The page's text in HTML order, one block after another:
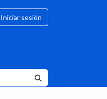
Iniciar sesión